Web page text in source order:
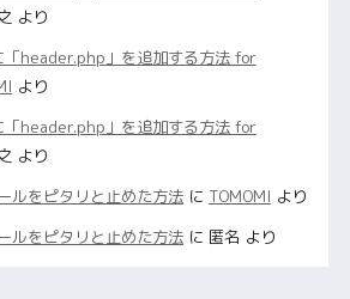
より
header.php」を追加する方法 for
より
header.php」を追加する方法 for
より
ルをピタリと止めた方法に TOMOMI より
ルをピタリと止めた方法に 匿名 より